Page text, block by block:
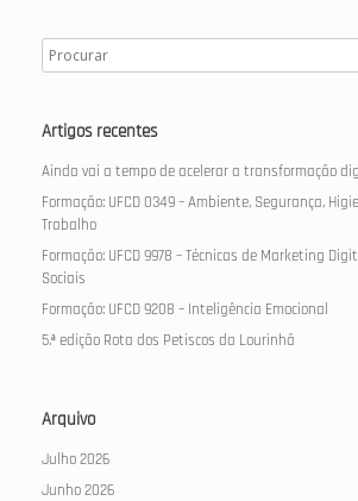
Artigos recentes
Ainda vai a tempo de acelerar a transformação
Formação: UFCD 0349 – Ambiente, Segurança,
Trabalho
Formação: UFCD 9978 – Técnicas de Marketing
Sociais
Formação: UFCD 9208 – Inteligência Emocional
5.ª edição Rota dos Petiscos da Lourinhã
Arquivo
Julho 2026
Junho 2026